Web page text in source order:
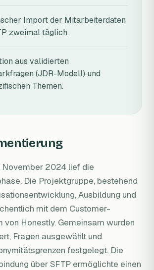
Import der Mitarbeiterdaten
zweimal täglich.
aus validierten
(JDR-Modell) und
Themen.
November 2024 lief die
Die Projektgruppe, bestehend
Ausbildung und
mit dem Customer-
von Honestly. Gemeinsam wurden
Fragen ausgewählt und
festgelegt. Die
über SFTP ermöglichte einen